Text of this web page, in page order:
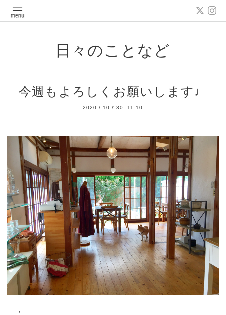
日々のことなど
今週もよろしくお願いします♩
2020 / 10 /30 11:10
・